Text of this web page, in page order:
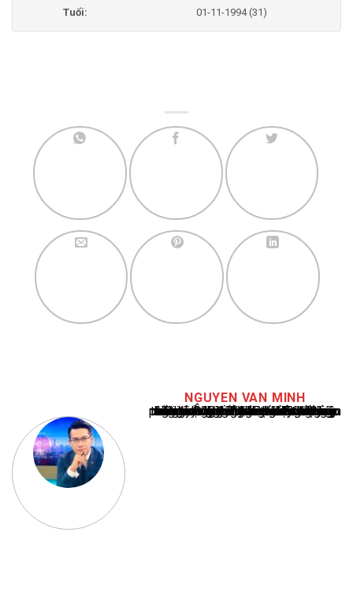
Tuổi:
01-11-1994 (31)
NGUYEN VAN MINH
Nguyễn Văn Minh là một trong những chuyên gia hàng đầu về báo cáo tin tức thể thao tại Việt Nam, với hơn 10 năm hoạt động trong ngành. Ông có kiến thức sâu rộng và kinh nghiệm đáng kể trong việc phân tích và báo cáo về các sự kiện thể thao hàng đầu. Sự hiểu biết sâu sắc của ông về ngành này đã giúp ông xây dựng uy tín và danh tiếng trong cộng đồng báo chí thể thao.